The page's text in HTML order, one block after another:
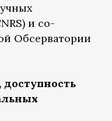
и со-
Обсерватории